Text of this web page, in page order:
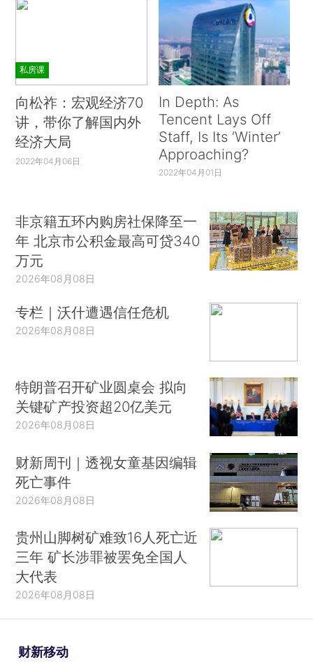
私房课
向松祚：宏观经济70
讲，带你了解国内外
经济大局
2022年04月06日
In Depth: As
Tencent Lays Off
Staff, Is Its ‘Winter’
Approaching?
2022年04月01日
非京籍五环内购房社保降至一
年 北京市公积金最高可贷340
万元
2026年08月08日
专栏｜沃什遭遇信任危机
2026年08月08日
特朗普召开矿业圆桌会 拟向
关键矿产投资超20亿美元
2026年08月08日
财新周刊｜透视女童基因编辑
死亡事件
2026年08月08日
贵州山脚树矿难致16人死亡近
三年 矿长涉罪被罢免全国人
大代表
2026年08月08日
财新移动